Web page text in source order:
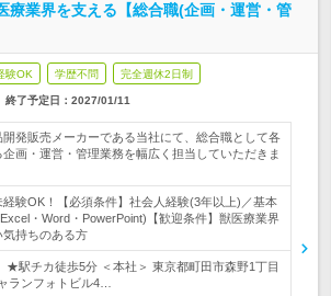
療業界を支える【総合職(企画・運営・管
験OK 学歴不問 完全週休2日制
終了予定日： 2027/01/11
発販売メーカーである当社にて、総合職として各
画・運営・管理業務を幅広く担当していただきま
経験OK！【必須条件】社会人経験(3年以上)／基本
・Word・PowerPoint)【歓迎条件】獣医療業界
気持ちのある方
★駅チカ徒歩5分 ＜本社＞ 東京都町田市森野1丁目
ランフォトビル4…